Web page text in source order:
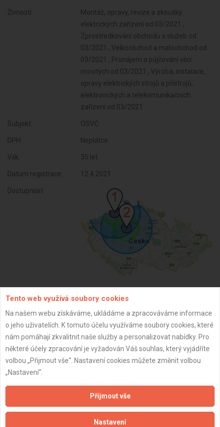
Živnosti:
Montáž, opravy, revize a zkoušky
elektrických zařízení od 03/2021 ,
Zprostředkování obchodu a služeb od
03/2021 , Velkoobchod a maloobchod od
03/2021 , Pronájem a půjčování věcí
movitých od 03/2021 , Výroba, instalace,
opravy elektrických strojů a přístrojů,
elektronických a telekomunikačních
zařízení od 03/2021
Subjekt: OSVČ
DPH: Neplátce
Věk: 35 let
Datum registrace: 12.4.2021
Dostupnost:
Aktualizováno z portálu ARES dne 02.12.2025 21:30:01
Důležité informace
Naše firmy a řemeslníci
Tento web využívá soubory cookies
Na našem webu získáváme, ukládáme a zpracováváme informace
o jeho uživatelích. K tomuto účelu využíváme soubory cookies, které
nám pomáhají zkvalitnit naše služby a personalizovat nabídky. Pro
některé účely zpracování je vyžadován Váš souhlas, který vyjádříte
volbou „Přijmout vše“. Nastavení cookies můžete změnit volbou
„Nastavení“.
Přijmout vše
Nastavení